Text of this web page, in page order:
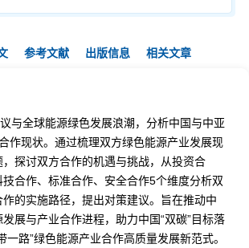
参考文献 出版信息 相关文章
与全球能源绿色发展浪潮，分析中国与中亚
作现状。通过梳理双方绿色能源产业发展现
探讨双方合作的机遇与挑战，从投资合
合作、标准合作、安全合作5个维度分析双
的实施路径，提出对策建议。旨在推动中
展与产业合作进程，助力中国“双碳”目标落
一路”绿色能源产业合作高质量发展新范式。